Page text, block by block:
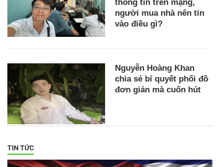
thông tin trên mạng,
người mua nhà nên tin
vào điều gì?
Nguyễn Hoàng Khan
chia sẻ bí quyết phối đồ
đơn giản mà cuốn hút
TIN TỨC